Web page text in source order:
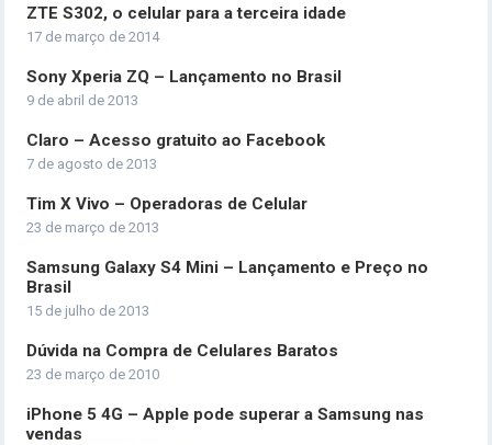
ZTE S302, o celular para a terceira idade
17 de março de 2014
Sony Xperia ZQ – Lançamento no Brasil
9 de abril de 2013
Claro – Acesso gratuito ao Facebook
7 de agosto de 2013
Tim X Vivo – Operadoras de Celular
23 de março de 2013
Samsung Galaxy S4 Mini – Lançamento e Preço no
Brasil
15 de julho de 2013
Dúvida na Compra de Celulares Baratos
23 de março de 2010
iPhone 5 4G – Apple pode superar a Samsung nas
vendas